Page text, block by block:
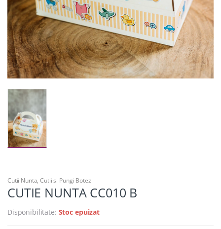
Cutii Nunta,Cutii si Pungi Botez
CUTIE NUNTA CC010 B
Disponibilitate: Stoc epuizat